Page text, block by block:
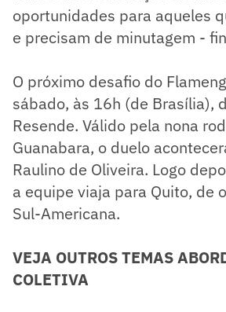
oportunidades para aqueles
e precisam de minutagem -
O próximo desafio do
sábado, às 16h (de Brasília),
Resende. Válido pela nona
Guanabara, o duelo
Raulino de Oliveira. Logo
a equipe viaja para Quito, de
Sul-Americana.
VEJA OUTROS TEMAS
COLETIVA